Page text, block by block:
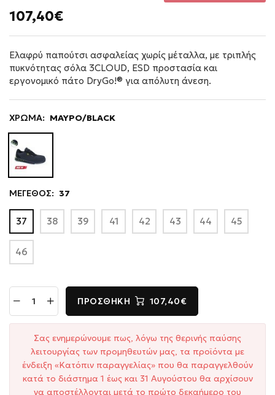
107,40€
Ελαφρύ παπούτσι ασφαλείας χωρίς μέταλλα, με τριπλής
πυκνότητας σόλα 3CLOUD, ESD προστασία και
εργονομικό πάτο DryGo!® για απόλυτη άνεση.
ΧΡΩΜΑ: ΜΑΥΡΟ/BLACK
ΜΕΓΕΘΟΣ: 37
37 38 39 41 42 43 44 45
46
ΠΡΟΣΘΉΚΗ 107,40€
Σας ενημερώνουμε πως, λόγω της θερινής παύσης
λειτουργίας των προμηθευτών μας, τα προϊόντα με
ένδειξη «Κατόπιν παραγγελίας» που θα παραγγελθούν
κατά το διάστημα 1 έως και 31 Αυγούστου θα αρχίσουν
να αποστέλλονται μετά το πρώτο δεκαήμερο του